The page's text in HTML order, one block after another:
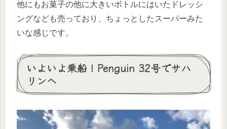
他にもお菓子の他に大きいボトルにはいたドレッシ
ングなども売っており、ちょっとしたスーパーみた
いな感じです。
いよいよ乗船！Penguin 32号でサハ
リンへ